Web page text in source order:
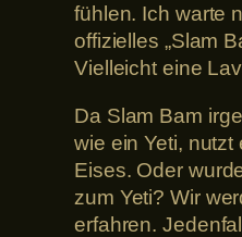
fühlen. Ich warte
offizielles „Slam
Vielleicht eine
Da Slam Bam
wie ein Yeti, nutzt
Eises. Oder
zum Yeti? Wir
erfahren.